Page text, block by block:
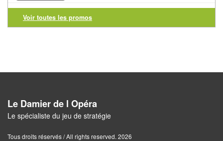
Jeux
abstraits
Casse-
Accessoires
Voir toutes les promos
Le Damier de l Opéra
Le spécialiste du jeu de stratégie
Tous droits réservés / All rights reserved. 2026